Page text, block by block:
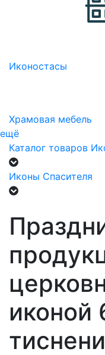
Иконостасы
Храмовая мебель
ещё
Каталог товаров
Иконы Спасителя
иконой